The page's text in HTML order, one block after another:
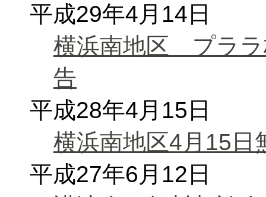
平成29年4月14日
横浜南地区 プララ
告
平成28年4月15日
横浜南地区4月15日
平成27年6月12日